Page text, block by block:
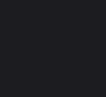
миру "Волчьих
не просто
история
которая
актуальные